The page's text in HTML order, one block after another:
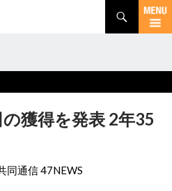
獲得を発表 2年35
同通信 47NEWS